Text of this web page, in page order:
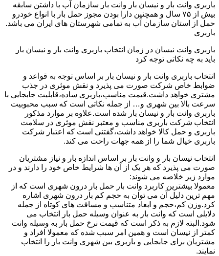
باربری وانت بار و نیسان بار وانت بار سازمان آب با داشتن سابقه
بیش از ۷۵ سال و همچنین دارا بودن مجوز حمل بار با انواع خودرو
حمل از استان سازمان آب به تمامی شهرستان های ایران می باشد.
باربری
باربری وانت نیسان در زمان انتخاب باربری وانت بار و نیسان بار
باید به چه نکاتی توجه کرد
انتخاب باربری وانت بار و نیسان بار بر اساس توجه به قواعد و
ضوابط خاص شرکت صورت می پذیرد و نقش موثری در جذب
مشتری خواهد داشت.قیمت مناسب،باربری ساده،قابلیت جابجایی با
سرعت بالا بین شهری و… از جمله نکاتی است که سبب محبوبیت
باربری وانت بار و نیسان بار شده است.علاوه بر موارد مذکور
انتخاب شرکت باربری مناسب و معتبر نقش موثری در سلامت
باربری و حمل کالا خواهد داشت،گفتنی است که اعتبار شرکت
باربری خیال شما را از همه جهات راحت می کند.
انتخاب نیسان بار و وانت بار بر اساس اندازه بار و نیاز مشتریان
صورت می پذیرد که هر یک از آن ها شرایط خاص خود را دارند و در
موارد زیر خلاصه می شوند:
معمولا بیشترین کاربرد وانت بار حمل بار درون شهری است که از
مهم ترین دلیل آن می توان به حجم کم بار درون شهری اشاره
کرد.وزن کم،حجم و ابعاد متناسب و مسافت های کوتاه از جمله
دلایلی است که وانت بار به عنوان وسیله حمل بار انتخاب می
شود.البته لازم به ذکر است که قیمت نرخ حمل بار به وسیله وانت
کمتر از نیسان است و همین امر سبب شده که معمولا افراد و
مشتریان برای جابجایی و باربری بین شهری وانت بار را انتخاب
نمایند.